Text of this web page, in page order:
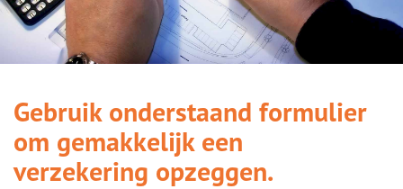
Gebruik onderstaand formulier
om gemakkelijk een
verzekering opzeggen.